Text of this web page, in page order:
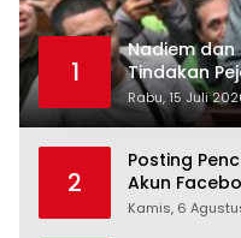
1
Nadiem dan
Tindakan
Rabu, 15 Juli
2
Posting
Akun
Rembang
Kamis, 6